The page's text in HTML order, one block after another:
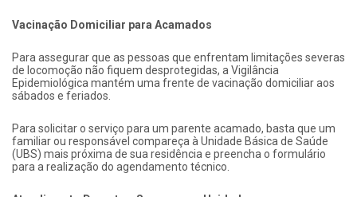
Vacinação Domiciliar para Acamados
Para assegurar que as pessoas que enfrentam limitações severas
de locomoção não fiquem desprotegidas, a Vigilância
Epidemiológica mantém uma frente de vacinação domiciliar aos
sábados e feriados.
Para solicitar o serviço para um parente acamado, basta que um
familiar ou responsável compareça à Unidade Básica de Saúde
(UBS) mais próxima de sua residência e preencha o formulário
para a realização do agendamento técnico.